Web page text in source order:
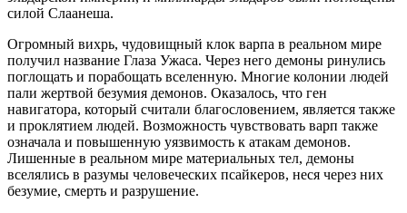
силой Слаанеша.
Огромный вихрь, чудовищный клок варпа в реальном мире
получил название Глаза Ужаса. Через него демоны ринулись
поглощать и порабощать вселенную. Многие колонии людей
пали жертвой безумия демонов. Оказалось, что ген
навигатора, который считали благословением, является также
и проклятием людей. Возможность чувствовать варп также
означала и повышенную уязвимость к атакам демонов.
Лишенные в реальном мире материальных тел, демоны
вселялись в разумы человеческих псайкеров, неся через них
безумие, смерть и разрушение.